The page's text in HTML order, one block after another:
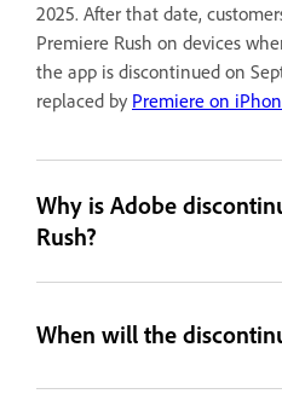
2025. After that date,
Premiere Rush on devices
the app is discontinued on
replaced by Premiere on
Why is Adobe
Rush?
When will the